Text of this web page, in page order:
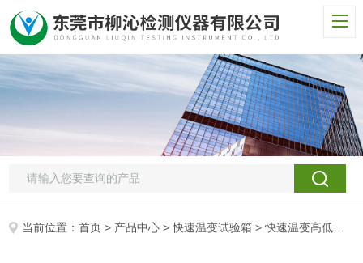
当前位置：首页 > 产品中心 >快速温变试验箱 >快速温变高低温试验箱